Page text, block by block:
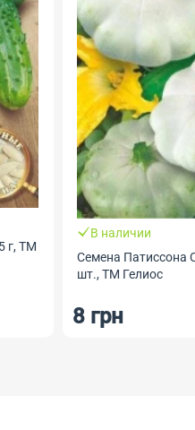
г, ТМ
В наличии
Семена Патиссона
шт., ТМ Гелиос
8 грн